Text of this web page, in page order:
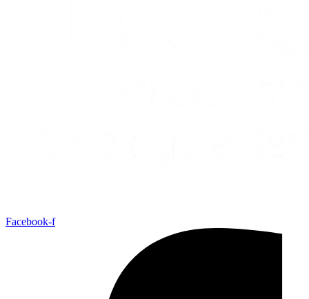
Facebook-f